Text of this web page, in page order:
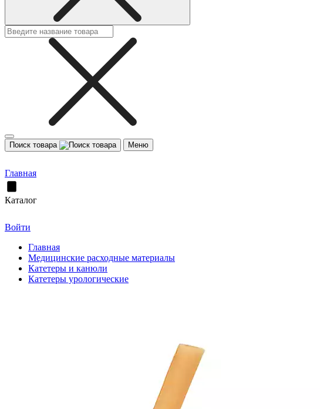
Поиск товара Меню
Главная
Каталог
Войти
Главная
Медицинские расходные материалы
Катетеры и канюли
Катетеры урологические